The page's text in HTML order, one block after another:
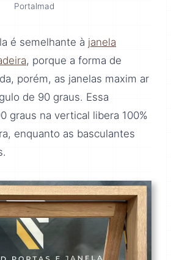
Portalmad
é semelhante à janela
, porque a forma de
porém, as janelas maxim ar
de 90 graus. Essa
graus na vertical libera 100%
enquanto as basculantes